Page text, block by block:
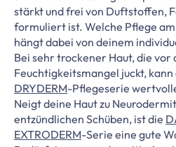
stärkt und frei von Duftstoffen,
formuliert ist. Welche Pflege
hängt dabei von deinem
Bei sehr trockener Haut, die vor
Feuchtigkeitsmangel juckt, kann
DRYDERM-Pflegeserie
Neigt deine Haut zu
entzündlichen Schüben, ist die
EXTRODERM-Serie eine gute